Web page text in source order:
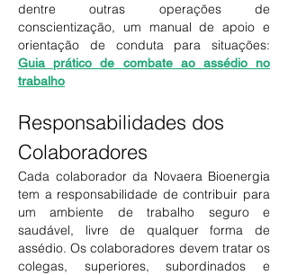
dentre outras operações de
conscientização, um manual de apoio e
orientação de conduta para situações:
Guia prático de combate ao assédio no
trabalho
Responsabilidades dos
Colaboradores
Cada colaborador da Novaera Bioenergia
tem a responsabilidade de contribuir para
um ambiente de trabalho seguro e
saudável, livre de qualquer forma de
assédio. Os colaboradores devem tratar os
colegas, superiores, subordinados e